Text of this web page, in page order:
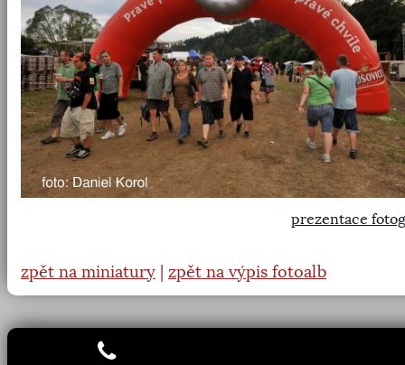
prezentace
zpět na miniatury zpět na výpis fotoalb